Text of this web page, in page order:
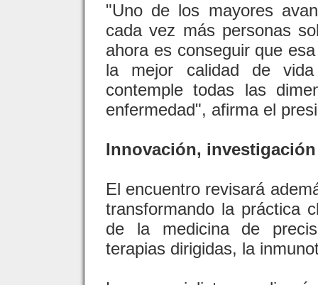
"Uno de los mayores
cada vez más personas
ahora es conseguir que
la mejor calidad de
contemple todas las
enfermedad", afirma el
Innovación,
El encuentro revisará
transformando la práctica
de la medicina de
terapias dirigidas, la